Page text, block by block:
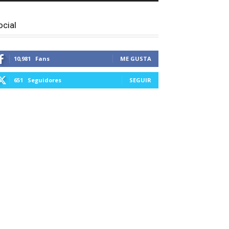
10,981 Fans ME GUSTA
651 Seguidores SEGUIR